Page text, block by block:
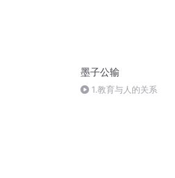
墨子公输
1.教育与人的关系